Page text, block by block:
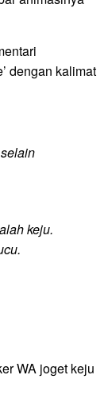
dengan kalimat
keju.
WA joget keju